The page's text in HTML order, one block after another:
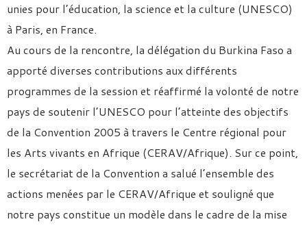
unies pour l’éducation, la science et la culture (UNESCO)
à Paris, en France.
Au cours de la rencontre, la délégation du Burkina Faso a
apporté diverses contributions aux différents
programmes de la session et réaffirmé la volonté de notre
pays de soutenir l’UNESCO pour l’atteinte des objectifs
de la Convention 2005 à travers le Centre régional pour
les Arts vivants en Afrique (CERAV/Afrique). Sur ce point,
le secrétariat de la Convention a salué l’ensemble des
actions menées par le CERAV/Afrique et souligné que
notre pays constitue un modèle dans le cadre de la mise